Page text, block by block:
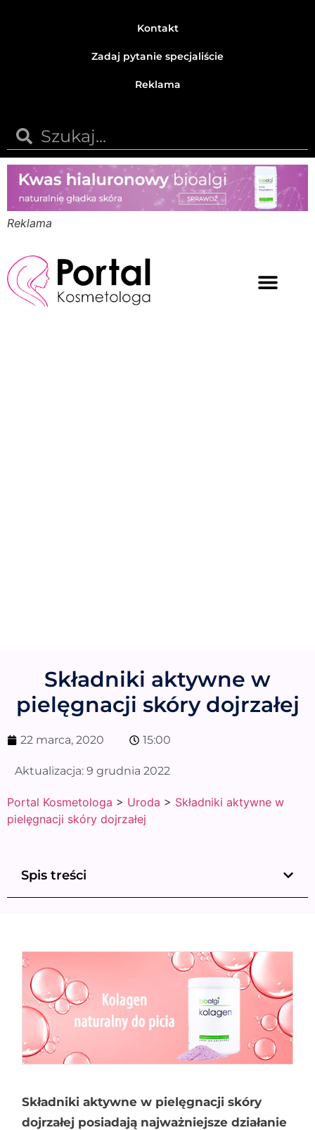
Kontakt
Zadaj pytanie specjaliście
Reklama
Reklama
Składniki aktywne w
pielęgnacji skóry dojrzałej
22 marca, 2020 15:00
Aktualizacja: 9 grudnia 2022
Portal Kosmetologa > Uroda > Składniki aktywne w
pielęgnacji skóry dojrzałej
Spis treści
Składniki aktywne w pielęgnacji skóry
dojrzałej posiadają najważniejsze działanie